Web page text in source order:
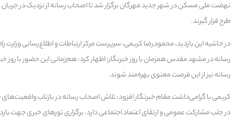
نهضت ملی مسکن در شهر جدید مهرگان برگزار شد تا اصحاب رسانه از نزدیک در
طرح قرار گیرند.
در حاشیه این بازدید، محمودرضا کریمی، سرپرست مرکز ارتباطات و اطلاع‌رسانی وزارت
رسانه در مشهد مقدس همزمان با روز خبرنگار؛ اظهار کرد: هم‌زمانی این حضور با روز
رسانه نیز از این فرصت معنوی بهره‌مند شوند.
کریمی با گرامی‌داشت مقام خبرنگار افزود: تلاش اصحاب رسانه در بازتاب
در جلب مشارکت عمومی و ارتقای اعتماد اجتماعی دارد. برگزاری تورهای خبری جهت